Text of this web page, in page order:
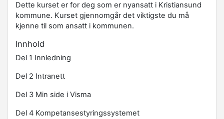
Dette kurset er for deg som er nyansatt i Kristiansund
kommune. Kurset gjennomgår det viktigste du må
kjenne til som ansatt i kommunen.
Innhold
Del 1 Innledning
Del 2 Intranett
Del 3 Min side i Visma
Del 4 Kompetansestyringssystemet